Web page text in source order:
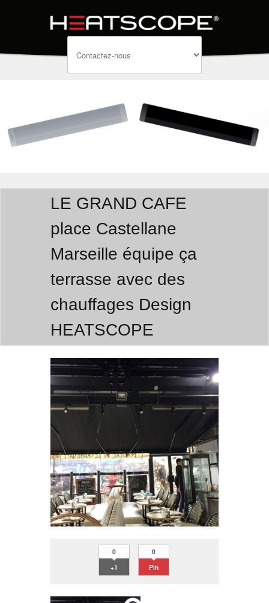
LE GRAND CAFE
place Castellane
Marseille équipe ça
terrasse avec des
chauffages Design
HEATSCOPE
0
+1
0
Pin